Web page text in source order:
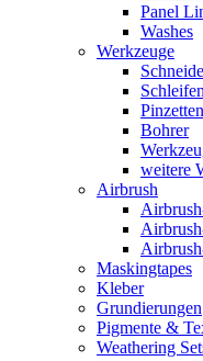
Panel
Washes
Werkzeuge
Bohrer
weitere
Airbrush
Maskingtapes
Kleber
Grundierungen
Pigmente &
Weathering